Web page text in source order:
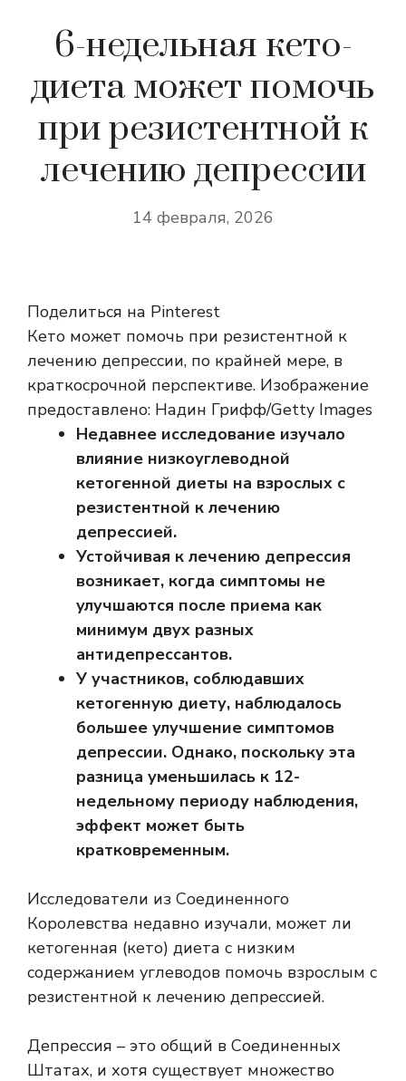
6-недельная кето-
диета может помочь
при резистентной к
лечению депрессии
14 февраля, 2026
Поделиться на Pinterest
Кето может помочь при резистентной к
лечению депрессии, по крайней мере, в
краткосрочной перспективе. Изображение
предоставлено: Надин Грифф/Getty Images
Недавнее исследование изучало
влияние низкоуглеводной
кетогенной диеты на взрослых с
резистентной к лечению
депрессией.
Устойчивая к лечению депрессия
возникает, когда симптомы не
улучшаются после приема как
минимум двух разных
антидепрессантов.
У участников, соблюдавших
кетогенную диету, наблюдалось
большее улучшение симптомов
депрессии. Однако, поскольку эта
разница уменьшилась к 12-
недельному периоду наблюдения,
эффект может быть
кратковременным.
Исследователи из Соединенного
Королевства недавно изучали, может ли
кетогенная (кето) диета с низким
содержанием углеводов помочь взрослым с
резистентной к лечению депрессией.
Депрессия – это общий в Соединенных
Штатах, и хотя существует множество